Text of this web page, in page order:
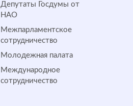
Депутаты Госдумы от
НАО
Межпарламентское
сотрудничество
Молодежная палата
Международное
сотрудничество